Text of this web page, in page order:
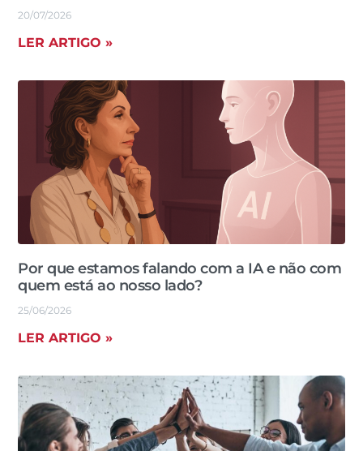
20/07/2026
LER ARTIGO »
Por que estamos falando com a IA e não com
quem está ao nosso lado?
25/06/2026
LER ARTIGO »